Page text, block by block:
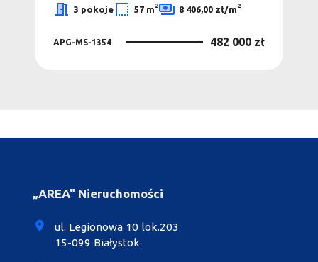
3 pokoje 57 m2 8 406,00 zł/m2
APG-MS-1354 482 000 zł
„AREA" Nieruchomości
ul. Legionowa 10 lok.203
15-099 Białystok